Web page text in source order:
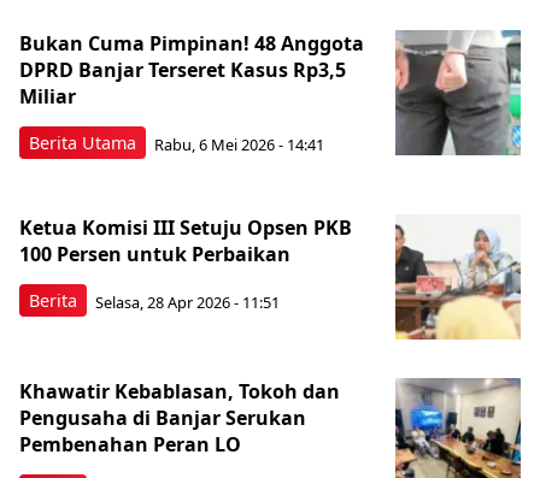
Berita Utama
Bukan Cuma Pimpinan! 48 Anggota
DPRD Banjar Terseret Kasus Rp3,5
Miliar
Rabu, 6 Mei 2026 - 14:41
Berita
Ketua Komisi III Setuju Opsen PKB
100 Persen untuk Perbaikan
Selasa, 28 Apr 2026 - 11:51
Khawatir Kebablasan, Tokoh dan
Pengusaha di Banjar Serukan
Pembenahan Peran LO